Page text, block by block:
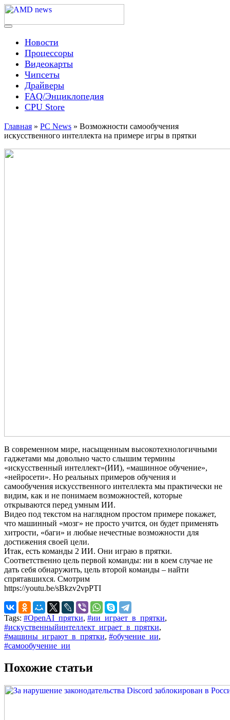
Skip
content
AMD news
Menu
Новости
Процессоры
Видеокарты
Чипсеты
Драйверы
FAQ/Энциклопедия
CPU Store
Главная » PC News » Возможности самообучения
искусственного интеллекта на примере игры в прятки
В современном мире, насыщенным высокотехнологичными
гаджетами мы довольно часто слышим термины
«искусственный интеллект»(ИИ), «машинное обучение»,
«нейросети». Но реальных примеров обучения и
самообучения искусственного интеллекта мы практически не
видим, как и не понимаем возможностей, которые
открываются перед умным ИИ.
Видео под текстом на наглядном простом примере покажет,
что машинный «мозг» не просто учится, он будет применять
хитрости, «баги» и любые нечестные возможности для
достижения своей цели.
Итак, есть команды 2 ИИ. Они играю в прятки.
Соответственно цель первой команды: ни в коем случае не
дать себя обнаружить, цель второй команды – найти
спрятавшихся. Смотрим
https://youtu.be/sBkzv2vpPTI
Tags: #OpenAI_прятки, #ии_играет_в_прятки,
#искуственныйинтеллект_играет_в_прятки,
#машины_играют_в_прятки, #обучение_ии,
#самообучение_ии
Похожие статьи